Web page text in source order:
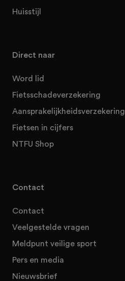
Huisstijl
Direct naar
Word lid
Fietsschadeverzekering
Aansprakelijkheidsverzekering
Fietsen in cijfers
NTFU Shop
Contact
Contact
Veelgestelde vragen
Meldpunt veilige sport
Pers en media
Nieuwsbrief